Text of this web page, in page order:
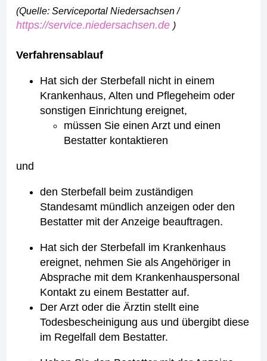
(Quelle: Serviceportal Niedersachsen /
https://service.niedersachsen.de )
Verfahrensablauf
Hat sich der Sterbefall nicht in einem
Krankenhaus, Alten und Pflegeheim oder
sonstigen Einrichtung ereignet,
müssen Sie einen Arzt und einen
Bestatter kontaktieren
und
den Sterbefall beim zuständigen
Standesamt mündlich anzeigen oder den
Bestatter mit der Anzeige beauftragen.
Hat sich der Sterbefall im Krankenhaus
ereignet, nehmen Sie als Angehöriger in
Absprache mit dem Krankenhauspersonal
Kontakt zu einem Bestatter auf.
Der Arzt oder die Ärztin stellt eine
Todesbescheinigung aus und übergibt diese
im Regelfall dem Bestatter.